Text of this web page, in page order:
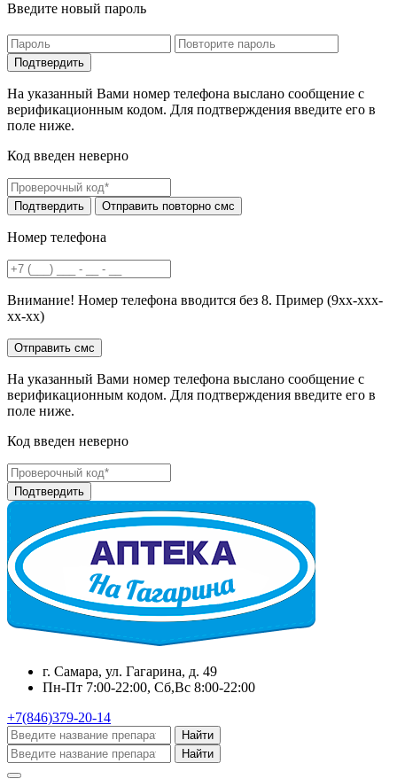
Введите новый пароль
На указанный Вами номер телефона выслано сообщение с
верификационным кодом. Для подтверждения введите его в
поле ниже.
Код введен неверно
Номер телефона
Внимание! Номер телефона вводится без 8. Пример (9хх-ххх-
хх-хх)
На указанный Вами номер телефона выслано сообщение с
верификационным кодом. Для подтверждения введите его в
поле ниже.
Код введен неверно
г. Самара, ул. Гагарина, д. 49
Пн-Пт 7:00-22:00, Сб,Вс 8:00-22:00
+7(846)379-20-14
Найти
Найти